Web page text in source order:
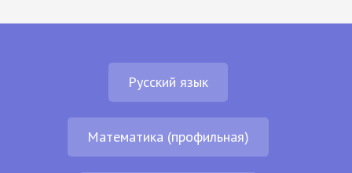
Русский язык
Математика (профильная)